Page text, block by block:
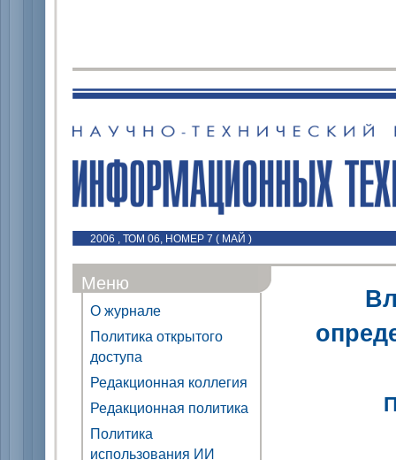
2006 , ТОМ 06, НОМЕР 7 ( МАЙ )
Меню
О журнале
Политика открытого
доступа
Редакционная коллегия
Редакционная политика
Политика
использования ИИ